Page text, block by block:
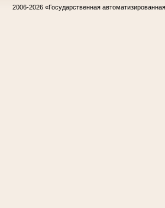
2006-2026 «Государственная